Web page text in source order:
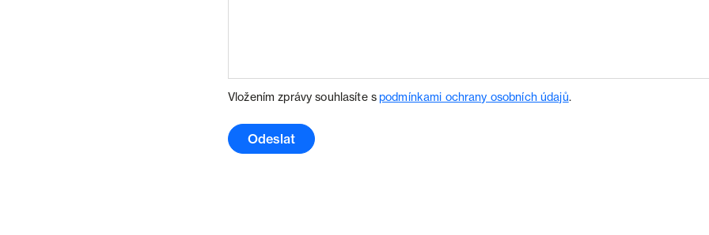
Vložením zprávy souhlasíte spodmínkami ochrany osobních údajů.
Odeslat